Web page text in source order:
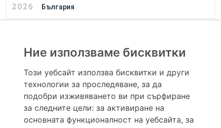
2026
България
Hapche.bg НЕ е медицински, зравен или сроден специалист и НЕ дава медицински
консултации и здравни съвети. Hapche.bg НЕ се явява медицинска услуга и НЕ
осигурява диагноза и лечение. Hapche.bg НЕ препоръчва медицински и други здравни и
сродни специалисти и заведения. Hapche.bg НЕ търгува с лекарствени продукти и
хранителни добавки. Информацията, публикувана в Hapche.bg, е предназначена да служи
само и единствено за справочни цели. Същата се предоставя без всякаква гаранция за
Ние използваме бисквитки
Този уебсайт използва бисквитки и други
технологии за проследяване, за да
подобри изживяването ви при сърфиране
за следните цели: за активиране на
основната функционалност на уебсайта, за